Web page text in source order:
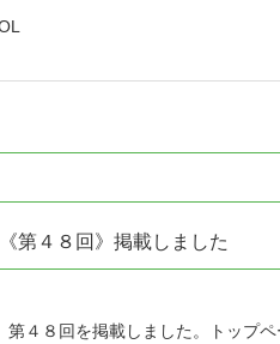
第４８回》掲載しました
第４８回を掲載しました。トップ